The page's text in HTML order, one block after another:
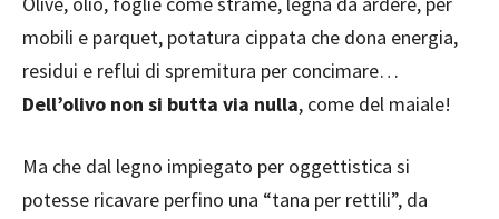
mobili e parquet, potatura cippata che dona energia,
residui e reflui di spremitura per concimare…
Dell’olivo non si butta via nulla, come del maiale!
Ma che dal legno impiegato per oggettistica si
potesse ricavare perfino una “tana per rettili”, da